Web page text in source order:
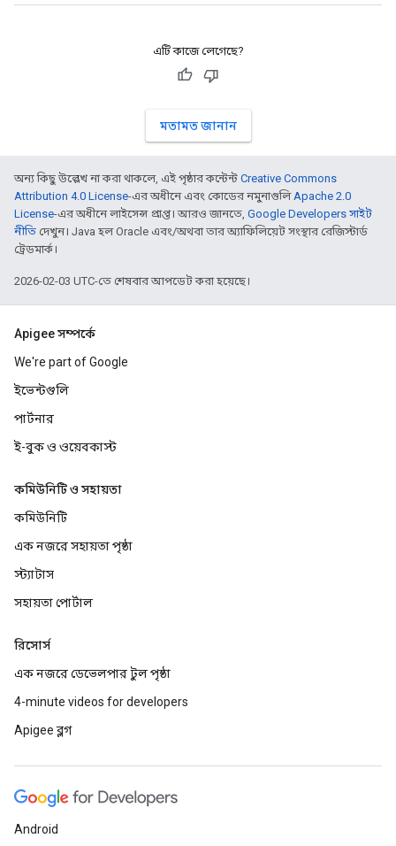
এটি কাজে লেগেছে?
মতামত জানান
অন্য কিছু উল্লেখ না করা থাকলে, এই পৃষ্ঠার কন্টেন্ট Creative Commons
Attribution 4.0 License-এর অধীনে এবং কোডের নমুনাগুলিApache 2.0
License-এর অধীনে লাইসেন্স প্রাপ্ত। আরও জানতে, Google Developers সাইট
নীতি দেখুন। Java হল Oracle এবং/অথবা তার অ্যাফিলিয়েট সংস্থার রেজিস্টার্ড
ট্রেডমার্ক।
2026-02-03 UTC-তে শেষবার আপডেট করা হয়েছে।
Apigee সম্পর্কে
We're part of Google
ইভেন্টগুলি
পার্টনার
ই-বুক ও ওয়েবকাস্ট
কমিউনিটি ও সহায়তা
কমিউনিটি
এক নজরে সহায়তা পৃষ্ঠা
স্ট্যাটাস
সহায়তা পোর্টাল
রিসোর্স
এক নজরে ডেভেলপার টুল পৃষ্ঠা
4-minute videos for developers
Apigee ব্লগ
Android